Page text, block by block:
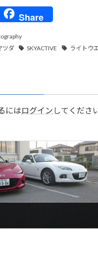
Share
ツダ SKYACTIVE ライトウ
にはログイン してくださ